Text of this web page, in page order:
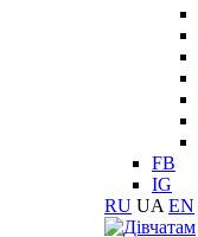
FB
IG
RU UA EN